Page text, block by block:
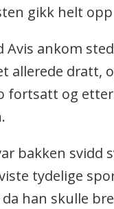
gikk helt
Avis ankom
allerede dratt,
fortsatt og
bakken svidd
tydelige
han skulle